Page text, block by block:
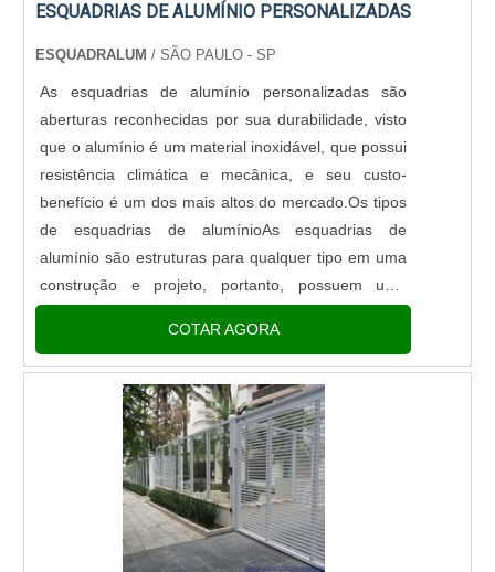
ESQUADRIAS DE ALUMÍNIO PERSONALIZADAS
ESQUADRALUM / SÃO PAULO - SP
As esquadrias de alumínio personalizadas são
aberturas reconhecidas por sua durabilidade, visto
que o alumínio é um material inoxidável, que possui
resistência climática e mecânica, e seu custo-
benefício é um dos mais altos do mercado.Os tipos
de esquadrias de alumínioAs esquadrias de
alumínio são estruturas para qualquer tipo em uma
construção e projeto, portanto, possuem uma
Alguns tipos de aber....
COTAR AGORA